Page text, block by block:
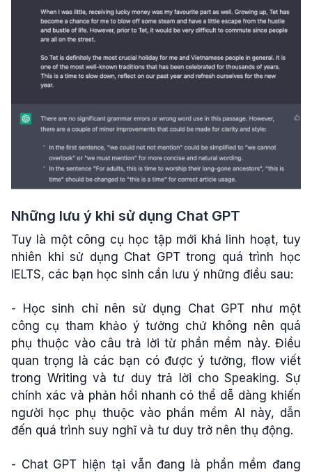
Những lưu ý khi sử dụng Chat GPT
Tuy là một công cụ học tập mới khá linh hoạt, tuy
nhiên khi sử dụng Chat GPT trong quá trình học
IELTS, các bạn học sinh cần lưu ý những điều sau:
- Học sinh chỉ nên sử dụng Chat GPT như một
công cụ tham khảo ý tưởng chứ không nên quá
phụ thuộc vào câu trả lời từ phần mềm này. Điều
quan trọng là các bạn có được ý tưởng, flow viết
trong Writing và tư duy trả lời cho Speaking. Sự
chính xác và phản hồi nhanh có thể dễ dàng khiến
người học phụ thuộc vào phần mềm AI này, dẫn
đến quá trình suy nghĩ và tư duy trở nên thụ động.
- Chat GPT hiện tại vẫn đang là phần mềm đang